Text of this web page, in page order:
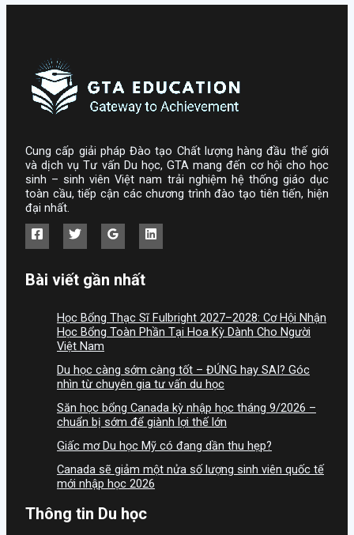
Cung cấp giải pháp Đào tạo Chất lượng hàng đầu thế giới
và dịch vụ Tư vấn Du học, GTA mang đến cơ hội cho học
sinh – sinh viên Việt nam trải nghiệm hệ thống giáo dục
toàn cầu, tiếp cận các chương trình đào tạo tiên tiến, hiện
đại nhất.
Bài viết gần nhất
Học Bổng Thạc Sĩ Fulbright 2027–2028: Cơ Hội Nhận
Học Bổng Toàn Phần Tại Hoa Kỳ Dành Cho Người
Việt Nam
Du học càng sớm càng tốt – ĐÚNG hay SAI? Góc
nhìn từ chuyên gia tư vấn du học
Săn học bổng Canada kỳ nhập học tháng 9/2026 –
chuẩn bị sớm để giành lợi thế lớn
Giấc mơ Du học Mỹ có đang dần thu hẹp?
Canada sẽ giảm một nửa số lượng sinh viên quốc tế
mới nhập học 2026
Thông tin Du học